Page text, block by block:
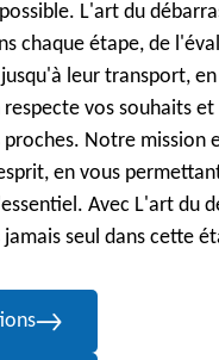
L'art du
chaque étape, de
leur transport,
vos souhaits
Notre mission
en vous
Avec L'art du
seul dans cette